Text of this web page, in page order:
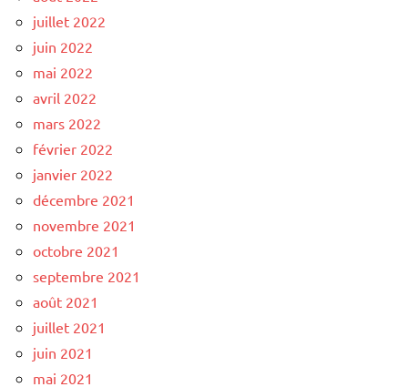
juillet 2022
juin 2022
mai 2022
avril 2022
mars 2022
février 2022
janvier 2022
décembre 2021
novembre 2021
octobre 2021
septembre 2021
août 2021
juillet 2021
juin 2021
mai 2021